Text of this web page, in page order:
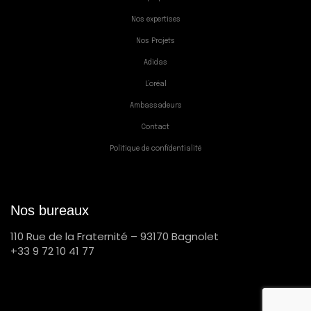
Nos expertises
Nos Projets
Adidas
L’oréal
Ambassadeurs
Contact
Politique de confidentialité
Nos bureaux
110 Rue de la Fraternité – 93170 Bagnolet
+33 9 72 10 41 77